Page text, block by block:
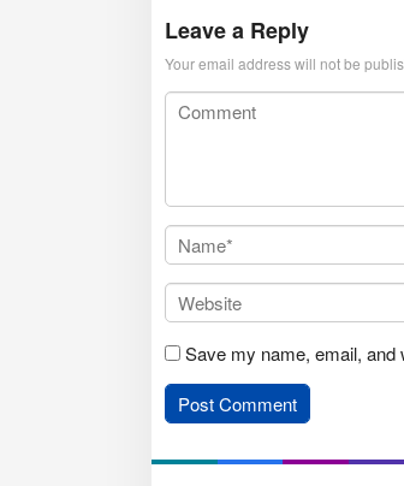
Leave a Reply
Your email address will not be
Save my name, email, and